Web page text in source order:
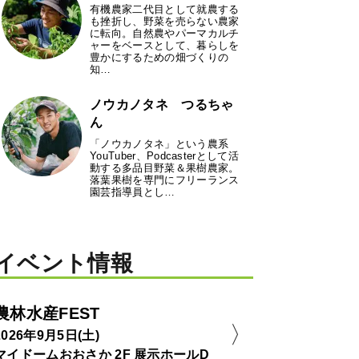
有機農家二代目として就農する
も挫折し、野菜を売らない農家
に転向。自然農やパーマカルチ
ャーをベースとして、暮らしを
豊かにするための畑づくりの
知…
ノウカノタネ つるちゃ
ん
「ノウカノタネ」という農系
YouTuber、Podcasterとして活
動する多品目野菜＆果樹農家。
落葉果樹を専門にフリーランス
園芸指導員とし…
ベント情報
林水産FEST
年9月5日(土)
イドームおおさか 2F 展示ホールD